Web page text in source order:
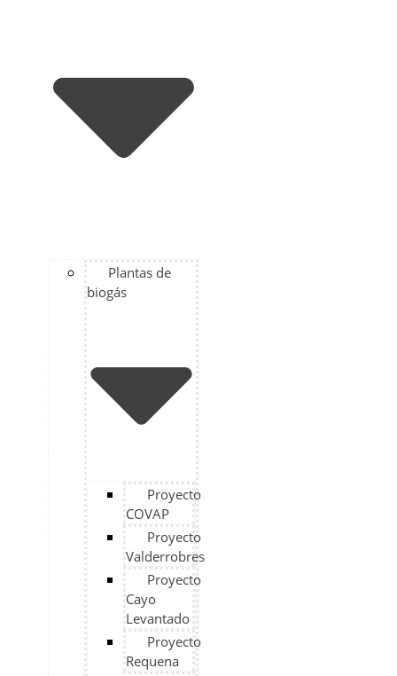
Plantas de
biogás
Proyecto
COVAP
Proyecto
Valderrobres
Proyecto
Cayo
Levantado
Proyecto
Requena